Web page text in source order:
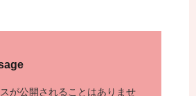
が公開されることはありませ